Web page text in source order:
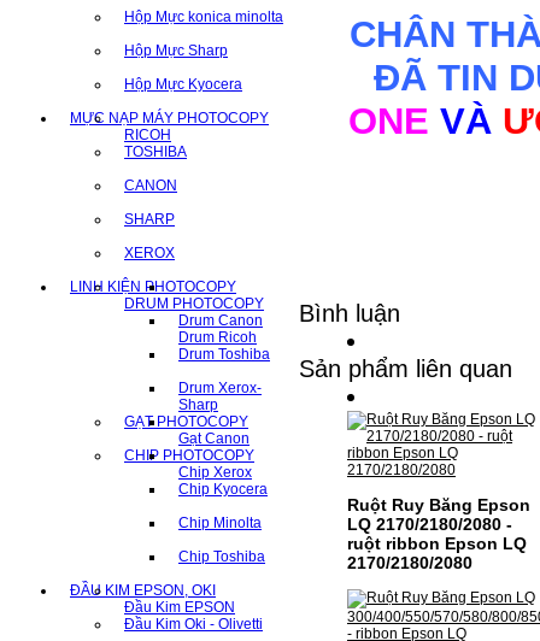
Hộp Mực konica minolta
Hộp Mực Sharp
Hộp Mực Kyocera
MỰC NẠP MÁY PHOTOCOPY
RICOH
TOSHIBA
CANON
SHARP
XEROX
LINH KIỆN PHOTOCOPY
DRUM PHOTOCOPY
Drum Canon
Drum Ricoh
Drum Toshiba
Drum Xerox-
Sharp
GẠT PHOTOCOPY
Gạt Canon
CHIP PHOTOCOPY
Chip Xerox
Chip Kyocera
Chip Minolta
Chip Toshiba
ĐẦU KIM EPSON, OKI
Đầu Kim EPSON
Đầu Kim Oki - Olivetti
CHÂN
ĐÃ TIN
ONE VÀ
Bình luận
Sản phẩm liên quan
Ruột Ruy Băng Epson
LQ 2170/2180/2080 -
ruột ribbon Epson LQ
2170/2180/2080